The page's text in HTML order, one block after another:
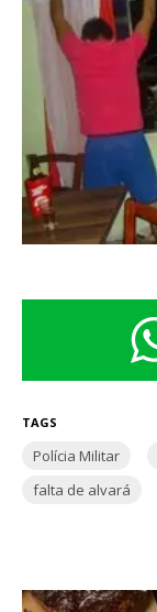
TAGS
Polícia Militar
falta de alvará